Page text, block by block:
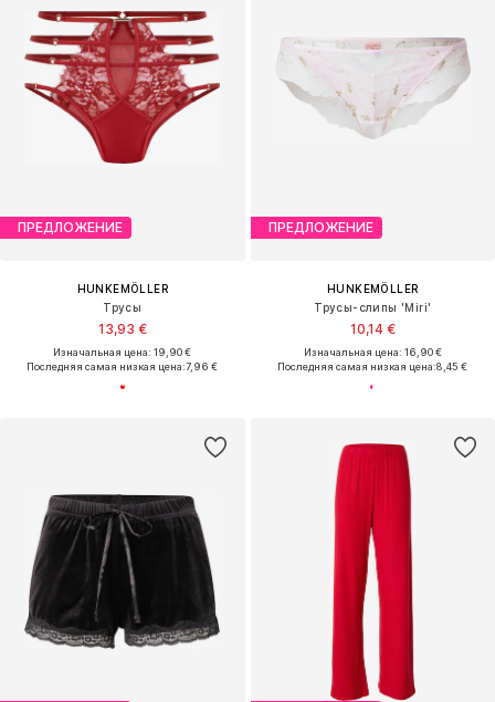
ПРЕДЛОЖЕНИЕ
HUNKEMÖLLER
Трусы
13,93 €
Изначальная цена: 19,90 €
Последняя самая низкая цена:7,96 €
ПРЕДЛОЖЕНИЕ
HUNKEMÖLLER
Трусы-слипы 'Miri'
10,14 €
Изначальная цена: 16,90 €
Последняя самая низкая цена:8,45 €